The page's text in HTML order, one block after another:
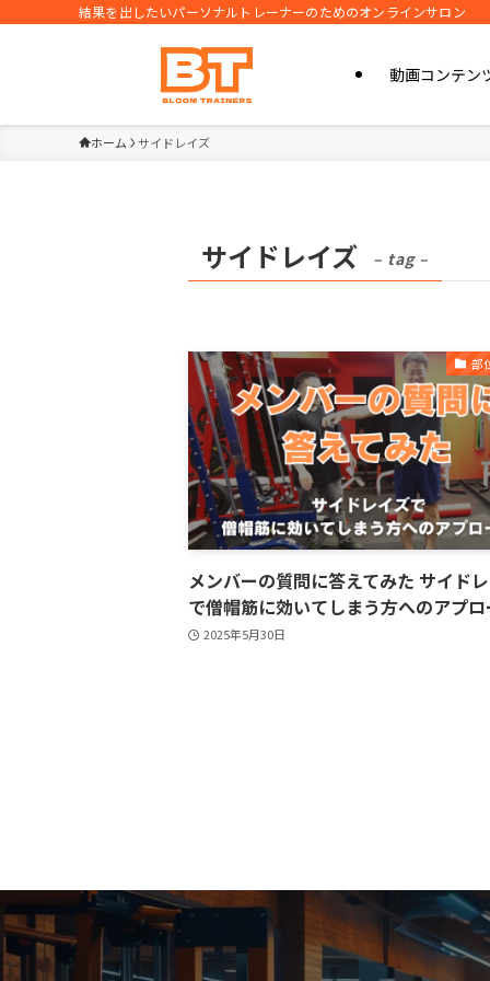
結果を出したいパーソナルトレーナーのためのオンラインサロン
動画コンテン
ホーム サイドレイズ
サイドレイズ – tag –
部
メンバーの質問に答えてみた サイド
で僧帽筋に効いてしまう方へのアプ
2025年5月30日